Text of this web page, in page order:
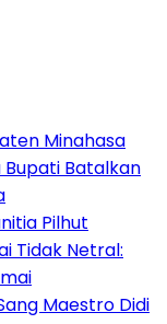
Minahasa
Batalkan
Pilhut
Tidak Netral:
Maestro Didi